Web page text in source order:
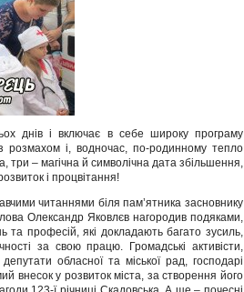
днів і включає в себе широку програму
розмахом і, водночас, по-родинному тепло
три – магічна й символічна дата збільшення,
і процвітання!
читаннями біля пам’ятника засновнику
Олександр Яковлєв нагородив подяками,
професій, які докладають багато зусиль,
за свою працю. Громадські активісти,
обласної та міської рад, господарі
внесок у розвиток міста, за створення його